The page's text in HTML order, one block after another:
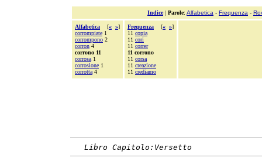
Indice| Parole: Alfabetica - Frequenza -
Alfabetica [« »]
corrompiate 1
corrompono 2
corron 4
corrono 11
corrosa 1
corrosione 1
corrotta 4
Frequenza [« »]
11 copia
11 cori
11 correr
11 corrono
11 corsa
11 creazione
11 crediamo
Libro Capitolo:Versetto